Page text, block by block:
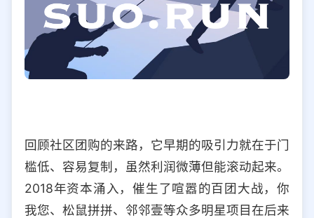
回顾社区团购的来路，它早期的吸引力就在于门
槛低、容易复制，虽然利润微薄但能滚动起来。
2018年资本涌入，催生了喧嚣的百团大战，你
我您、松鼠拼拼、邻邻壹等众多明星项目在后来